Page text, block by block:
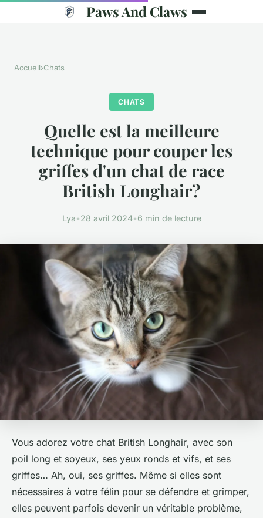
Paws And Claws
Accueil›Chats
CHATS
Quelle est la meilleure
technique pour couper les
griffes d'un chat de race
British Longhair?
Lya•28 avril 2024•6 min de lecture
Vous adorez votre chat British Longhair, avec son
poil long et soyeux, ses yeux ronds et vifs, et ses
griffes… Ah, oui, ses griffes. Même si elles sont
nécessaires à votre félin pour se défendre et grimper,
elles peuvent parfois devenir un véritable problème,